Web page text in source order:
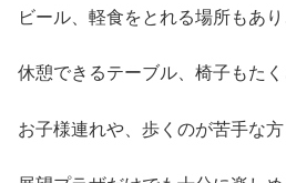
ビール、軽食をとれる場所もあり
休憩できるテーブル、椅子もたく
お子様連れや、歩くのが苦手な方